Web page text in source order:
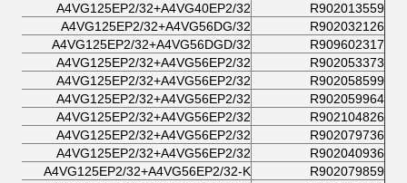
R902013559
A4VG125EP2/32+A4VG40EP2/32
R902032126
A4VG125EP2/32+A4VG56DG/32
R909602317
A4VG125EP2/32+A4VG56DGD/32
R902053373
A4VG125EP2/32+A4VG56EP2/32
R902058599
A4VG125EP2/32+A4VG56EP2/32
R902059964
A4VG125EP2/32+A4VG56EP2/32
R902104826
A4VG125EP2/32+A4VG56EP2/32
R902079736
A4VG125EP2/32+A4VG56EP2/32
R902040936
A4VG125EP2/32+A4VG56EP2/32
R902079859
A4VG125EP2/32+A4VG56EP2/32-K